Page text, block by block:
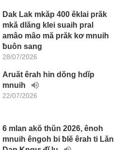
Dak Lak mkăp 400 êklai prăk
mkă dlăng klei suaih pral
amâo mâo mă prăk kơ mnuih
ƀuôn sang
28/07/2026
Aruăt êrah hin dŏng hdĭp
mnuih
22/07/2026
6 mlan akŏ thŭn 2026, ênoh
mnuih êngoh bi ƀlĕ êrah ti Lăn